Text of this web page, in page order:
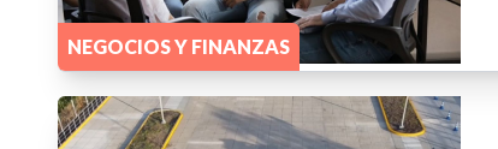
NEGOCIOS Y FINANZAS